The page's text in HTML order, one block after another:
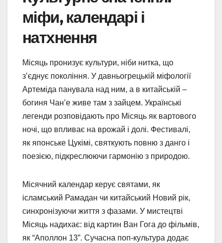
міфи, календарі і
натхнення
Місяць пронизує культури, ніби нитка, що
з’єднує покоління. У давньогрецькій міфології
Артеміда панувала над ним, а в китайській –
богиня Чан’е живе там з зайцем. Українські
легенди розповідають про Місяць як вартового
ночі, що впливає на врожай і долі. Фестивалі,
як японське Цукімі, святкують повню з данго і
поезією, підкреслюючи гармонію з природою.
Місячний календар керує святами, як
ісламський Рамадан чи китайський Новий рік,
синхронізуючи життя з фазами. У мистецтві
Місяць надихає: від картин Ван Гога до фільмів,
як “Аполлон 13”. Сучасна поп-культура додає